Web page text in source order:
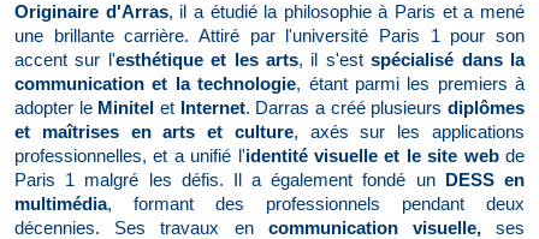
Originaire d'Arras, il a étudié la philosophie à Paris et a mené
une brillante carrière. Attiré par l'université Paris 1 pour son
accent sur l'esthétique et les arts, il s'estspécialisé dans la
communication et la technologie, étant parmi les premiers à
adopter le Minitelet Internet. Darras a créé plusieursdiplômes
et maîtrises en arts et culture, axés sur les applications
professionnelles, et a unifié l'identité visuelle et le site webde
Paris 1 malgré les défis. Il a également fondé un
DESS en
multimédia, formant des professionnels pendant deux
décennies. Ses travaux en communication visuelle,ses